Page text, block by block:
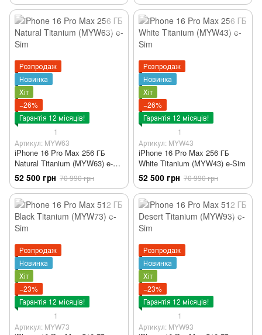
Розпродаж
Новинка
Хіт
−26%
Гарантія 12 місяців!
1
Артикул: MYW63
iPhone 16 Pro Max 256 ГБ
Natural Titanium (MYW63) e-
Sim
52 500 грн 70 990 грн
Розпродаж
Новинка
Хіт
−26%
Гарантія 12 місяців!
1
Артикул: MYW43
iPhone 16 Pro Max 256 ГБ
White Titanium (MYW43) e-Sim
52 500 грн 70 990 грн
Розпродаж
Новинка
Хіт
−23%
Гарантія 12 місяців!
1
Артикул: MYW73
Розпродаж
Новинка
Хіт
−23%
Гарантія 12 місяців!
1
Артикул: MYW93